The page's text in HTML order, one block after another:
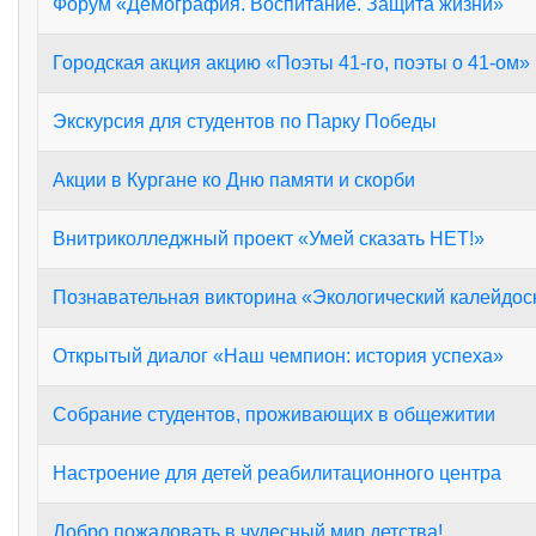
Форум «Демография. Воспитание. Защита жизни»
Городская акция акцию «Поэты 41-го, поэты о 41-ом»
Экскурсия для студентов по Парку Победы
Акции в Кургане ко Дню памяти и скорби
Внитриколледжный проект «Умей сказать НЕТ!»
Познавательная викторина «Экологический
Открытый диалог «Наш чемпион: история успеха»
Собрание студентов, проживающих в общежитии
Настроение для детей реабилитационного центра